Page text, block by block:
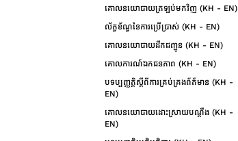
គោលនយោបាយត្រឡប់មកវិញ (KH - EN)
ល័ក្ខខ័ណ្ឌនៃការប្រើប្រាស់ (KH - EN)
គោលនយោបាយដឹកជញ្ជូន (KH - EN)
គោលការណ៍ឯកជនភាព (KH - EN)
បទប្បញ្ញត្តិស្តីពីការគ្រប់គ្រងព័ត៌មាន (KH -
EN)
គោលនយោបាយដោះស្រាយបណ្ដឹង (KH -
EN)